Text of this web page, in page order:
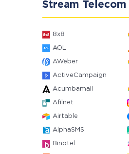
Stream Telecom
8x8
AOL
AWeber
ActiveCampaign
Acumbamail
Afilnet
Airtable
AlphaSMS
Binotel